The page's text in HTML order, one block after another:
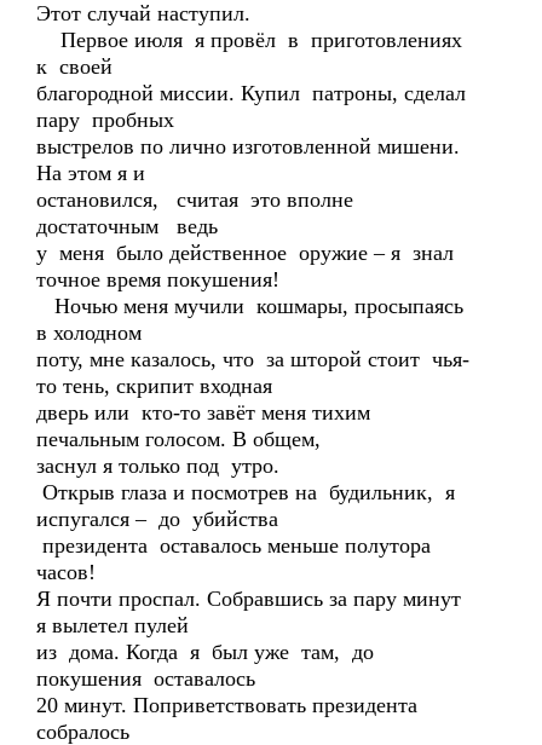
Этот случай наступил.
Первое июля я провёл в приготовлениях
к своей
благородной миссии. Купил патроны, сделал
пару пробных
выстрелов по лично изготовленной мишени.
На этом я и
остановился, считая это вполне
достаточным ведь
у меня было действенное оружие – я знал
точное время покушения!
Ночью меня мучили кошмары, просыпаясь
в холодном
поту, мне казалось, что за шторой стоит чья-
то тень, скрипит входная
дверь или кто-то завёт меня тихим
печальным голосом. В общем,
заснул я только под утро.
Открыв глаза и посмотрев на будильник, я
испугался – до убийства
президента оставалось меньше полутора
часов!
Я почти проспал. Собравшись за пару минут
я вылетел пулей
из дома. Когда я был уже там, до
покушения оставалось
20 минут. Поприветствовать президента
собралось